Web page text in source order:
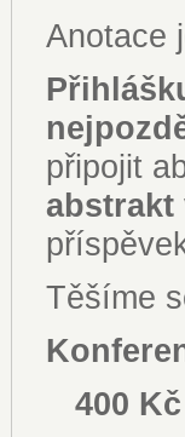
Anotace
připojit
abstrakt
Těšíme
400 Kč